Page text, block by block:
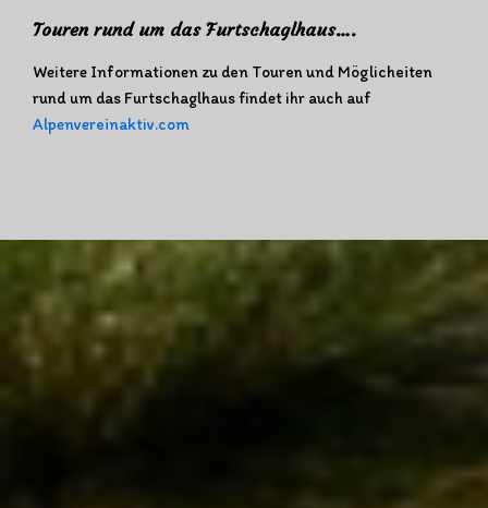
Touren rund um das Furtschaglhaus….
Weitere Informationen zu den Touren und Möglicheiten
rund um das Furtschaglhaus findet ihr auch auf
Alpenvereinaktiv.com